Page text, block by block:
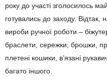
року до участі зголосилось
готувались до заходу.
вироби ручної роботи –
браслети, сережки, брошки,
плетені кошики, в’язані
багато іншого.